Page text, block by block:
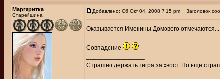
Маргаритка
Старейшина
Добавлено: Сб Окт 04, 2008 7:15 pm Заголовок
Оказывается Именины Домового
Совпадение
Страшно держать тигра за хвост. Но еще